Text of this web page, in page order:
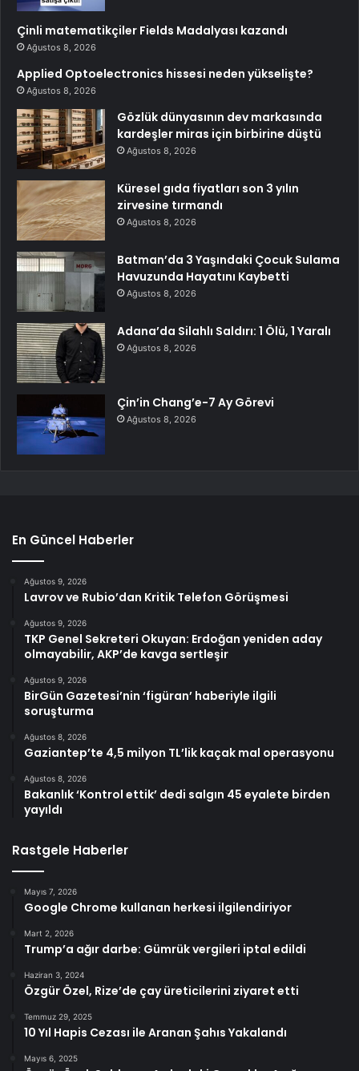
Çinli matematikçiler Fields Madalyası kazandı
Ağustos 8, 2026
Applied Optoelectronics hissesi neden yükselişte?
Ağustos 8, 2026
Gözlük dünyasının dev markasında
kardeşler miras için birbirine düştü
Ağustos 8, 2026
Küresel gıda fiyatları son 3 yılın
zirvesine tırmandı
Ağustos 8, 2026
Batman’da 3 Yaşındaki Çocuk Sulama
Havuzunda Hayatını Kaybetti
Ağustos 8, 2026
Adana’da Silahlı Saldırı: 1 Ölü, 1 Yaralı
Ağustos 8, 2026
Çin’in Chang’e-7 Ay Görevi
Ağustos 8, 2026
En Güncel Haberler
Ağustos 9, 2026
Lavrov ve Rubio’dan Kritik Telefon Görüşmesi
Ağustos 9, 2026
TKP Genel Sekreteri Okuyan: Erdoğan yeniden aday
olmayabilir, AKP’de kavga sertleşir
Ağustos 9, 2026
BirGün Gazetesi’nin ‘figüran’ haberiyle ilgili
soruşturma
Ağustos 8, 2026
Gaziantep’te 4,5 milyon TL’lik kaçak mal operasyonu
Ağustos 8, 2026
Bakanlık ‘Kontrol ettik’ dedi salgın 45 eyalete birden
yayıldı
Rastgele Haberler
Mayıs 7, 2026
Google Chrome kullanan herkesi ilgilendiriyor
Mart 2, 2026
Trump’a ağır darbe: Gümrük vergileri iptal edildi
Haziran 3, 2024
Özgür Özel, Rize’de çay üreticilerini ziyaret etti
Temmuz 29, 2025
10 Yıl Hapis Cezası ile Aranan Şahıs Yakalandı
Mayıs 6, 2025